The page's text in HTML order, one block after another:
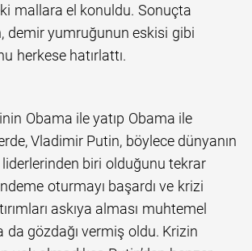
mallara el konuldu. Sonuçta
demir yumruğunun eskisi gibi
herkese hatırlattı.
Obama ile yatıp Obama ile
Vladimir Putin, böylece dünyanın
biri olduğunu tekrar
oturmayı başardı ve krizi
askıya alması muhtemel
da gözdağı vermiş oldu. Krizin